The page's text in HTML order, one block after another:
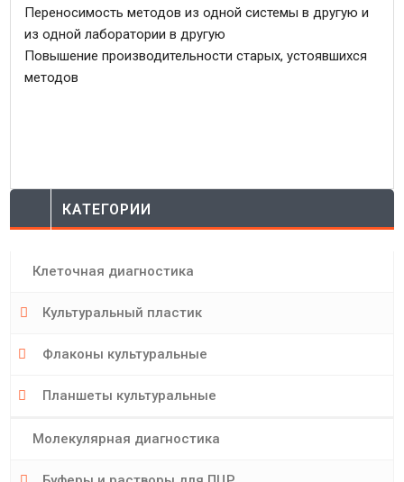
Переносимость методов из одной системы в другую и
из одной лаборатории в другую
Повышение производительности старых, устоявшихся
методов
КАТЕГОРИИ
Клеточная диагностика
Культуральный пластик
Флаконы культуральные
Планшеты культуральные
Молекулярная диагностика